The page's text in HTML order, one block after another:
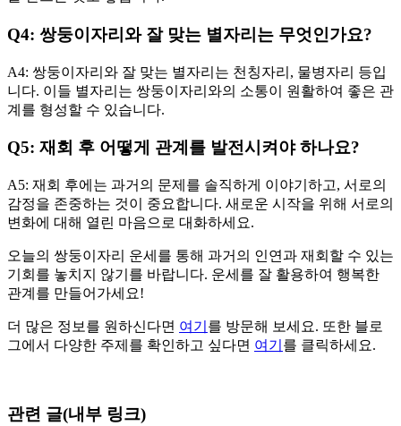
Q4: 쌍둥이자리와 잘 맞는 별자리는 무엇인가요?
A4: 쌍둥이자리와 잘 맞는 별자리는 천칭자리, 물병자리 등입
니다. 이들 별자리는 쌍둥이자리와의 소통이 원활하여 좋은 관
계를 형성할 수 있습니다.
Q5: 재회 후 어떻게 관계를 발전시켜야 하나요?
A5: 재회 후에는 과거의 문제를 솔직하게 이야기하고, 서로의
감정을 존중하는 것이 중요합니다. 새로운 시작을 위해 서로의
변화에 대해 열린 마음으로 대화하세요.
오늘의 쌍둥이자리 운세를 통해 과거의 인연과 재회할 수 있는
기회를 놓치지 않기를 바랍니다. 운세를 잘 활용하여 행복한
관계를 만들어가세요!
더 많은 정보를 원하신다면 여기 를 방문해 보세요. 또한 블로
그에서 다양한 주제를 확인하고 싶다면 여기 를 클릭하세요.
관련 글(내부 링크)